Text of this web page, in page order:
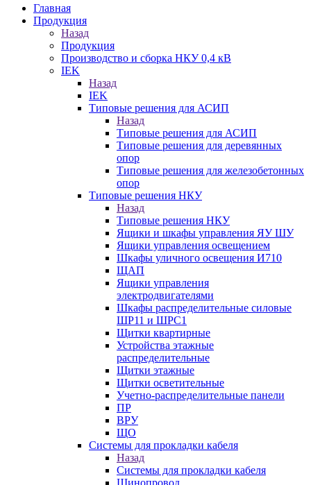
Главная
Продукция
Назад
Продукция
Производство и сборка НКУ 0,4 кВ
IEK
Назад
IEK
Типовые решения для АСИП
Назад
Типовые решения для АСИП
Типовые решения для деревянных
опор
Типовые решения для железобетонных
опор
Типовые решения НКУ
Назад
Типовые решения НКУ
Ящики и шкафы управления ЯУ ШУ
Ящики управления освещением
Шкафы уличного освещения И710
ЩАП
Ящики управления
электродвигателями
Шкафы распределительные силовые
ШР11 и ШРС1
Щитки квартирные
Устройства этажные
распределительные
Щитки этажные
Щитки осветительные
Учетно-распределительные панели
ПР
ВРУ
ЩО
Системы для прокладки кабеля
Назад
Системы для прокладки кабеля
Шинопровод